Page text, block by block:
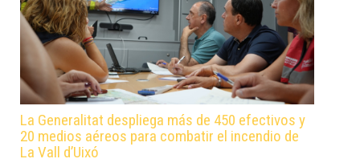
La Generalitat despliega más de 450 efectivos y
20 medios aéreos para combatir el incendio de
La Vall d’Uixó